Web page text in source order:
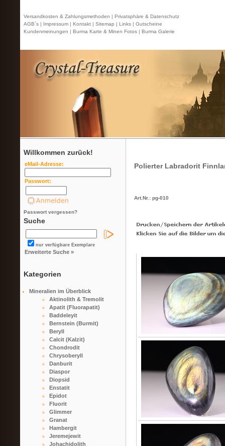
Versandkosten & Zahlungsmethoden | Privatsphäre & Datenschutz
AGB`s | Impressum | Kontakt | Sitemap | Links | Gutscheine
Kundenmeinungen | Burma Karte & Minen Fotos | Burma Galerie
Willkommen zurück!
eMail-Adresse:
Passwort:
Passwort vergessen?
Suche
nur verfügbare Exemplare
Erweiterte Suche »
Kategorien
Mineralien im Überblick
Aktinolith & Tremolit
Apatit (Fluorapatit)
Baddeleyit
Bernstein (Burmit)
Beryll
Calcit (Kalzit)
Chondrodit
Chrysoberyll
Danburit
Diaspor
Diopsid
Enstatit
Epidot
Fluorit
Glimmer
Granat
Hambergit
Jeremejewit
Johachidolith
Polierter Labradorit
Art.Nr.: pg-010